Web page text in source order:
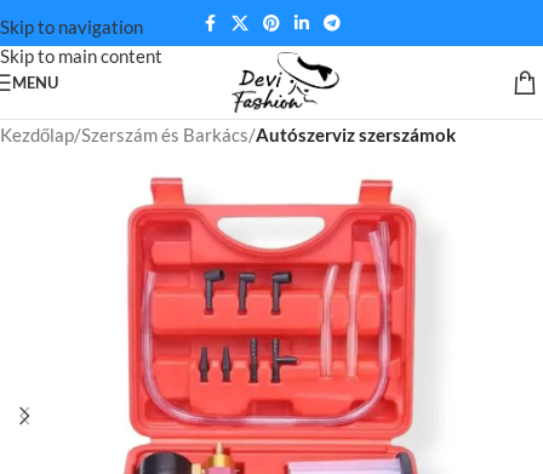
Skip to navigation
Skip to main content
MENU
Kezdőlap Szerszám és Barkács Autószerviz szerszámok